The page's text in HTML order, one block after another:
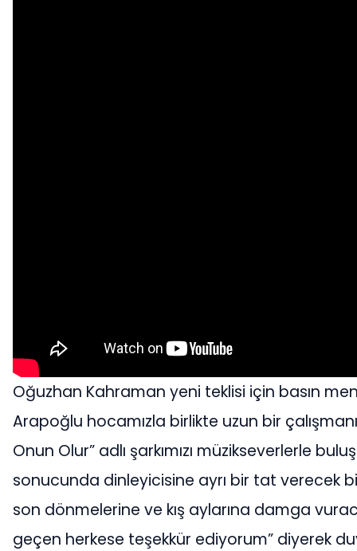
Oğuzhan Kahraman yeni teklisi için basın
Arapoğlu hocamızla birlikte uzun bir
Onun Olur” adlı şarkımızı müzikseverlerle
sonucunda dinleyicisine ayrı bir tat verecek bir
son dönmelerine ve kış aylarına damga
geçen herkese teşekkür ediyorum” diyerek